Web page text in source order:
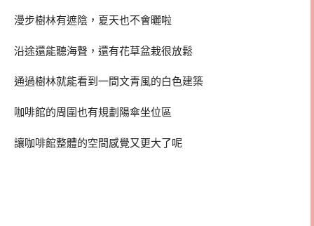
漫步樹林有遮陰，夏天也不會曬啦
沿途還能聽海聲，還有花草盆栽很放鬆
通過樹林就能看到一間文青風的白色建築
咖啡館的周圍也有規劃陽傘坐位區
讓咖啡館整體的空間感覺又更大了呢